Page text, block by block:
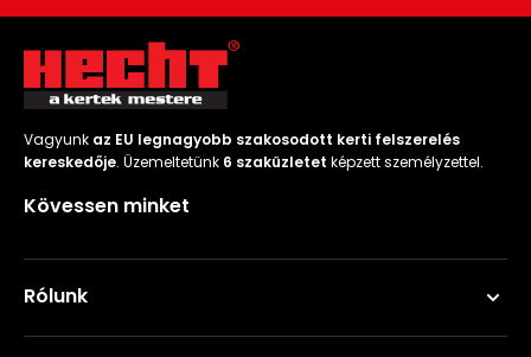
Vagyunk az EU legnagyobb szakosodott kerti felszerelés
kereskedője. Üzemeltetünk 6 szaküzletet képzett személyzettel.
Kövessen minket
Rólunk